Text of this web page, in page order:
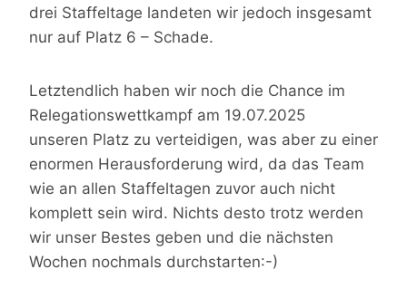
drei Staffeltage landeten wir jedoch insgesamt
nur auf Platz 6 – Schade.
Letztendlich haben wir noch die Chance im
Relegationswettkampf am 19.07.2025
unseren Platz zu verteidigen, was aber zu einer
enormen Herausforderung wird, da das Team
wie an allen Staffeltagen zuvor auch nicht
komplett sein wird. Nichts desto trotz werden
wir unser Bestes geben und die nächsten
Wochen nochmals durchstarten:-)